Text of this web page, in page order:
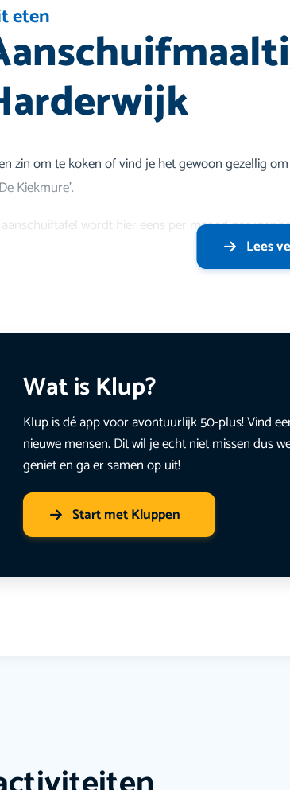
eten
zin om te koken of vind je het gewoon gezellig
Kiekmure'.
wordt hier eens per maand
Lees
Wat is Klup?
Klup is dé app voor avontuurlijk 50-plus! Vind
nieuwe mensen. Dit wil je echt niet missen dus
geniet en ga er samen op uit!
Start met Kluppen